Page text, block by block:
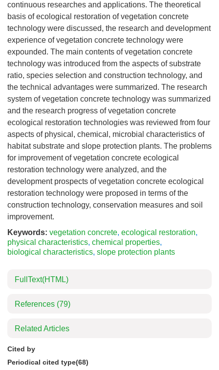
continuous researches and applications. The theoretical
basis of ecological restoration of vegetation concrete
technology were discussed, the research and development
experience of vegetation concrete technology were
expounded. The main contents of vegetation concrete
technology was introduced from the aspects of substrate
ratio, species selection and construction technology, and
the technical advantages were summarized. The research
system of vegetation concrete technology was summarized
and the research progress of vegetation concrete
ecological restoration technologies was reviewed from four
aspects of physical, chemical, microbial characteristics of
habitat substrate and slope protection plants. The problems
for improvement of vegetation concrete ecological
restoration technology were analyzed, and the
development prospects of vegetation concrete ecological
restoration technology were proposed in terms of the
construction technology, conservation measures and soil
improvement.
Keywords: vegetation concrete, ecological restoration,
physical characteristics, chemical properties,
biological characteristics, slope protection plants
FullText(HTML)
References (79)
Related Articles
Cited by
Periodical cited type(68)